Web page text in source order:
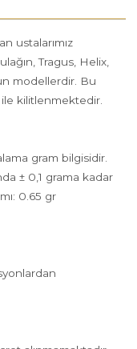
ustalarımız
Tragus, Helix,
modellerdir. Bu
kilitlenmektedir.
gram bilgisidir.
± 0,1 grama kadar
0.65 gr